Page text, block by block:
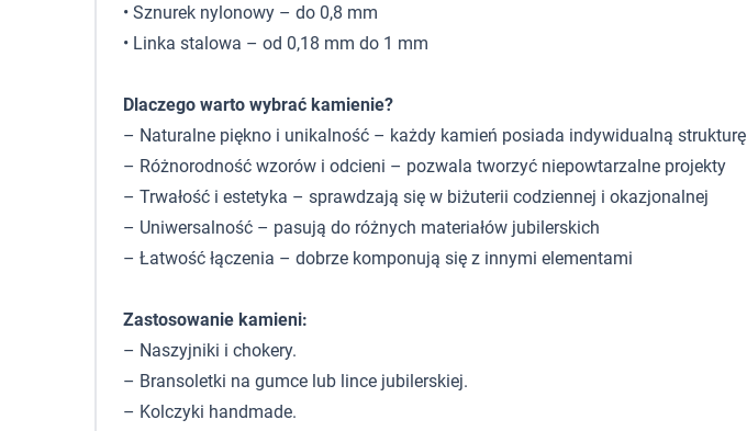
• Sznurek nylonowy – do 0,8 mm
• Linka stalowa – od 0,18 mm do 1 mm
Dlaczego warto wybrać kamienie?
– Naturalne piękno i unikalność – każdy kamień posiada indywidualną strukturę
– Różnorodność wzorów i odcieni – pozwala tworzyć niepowtarzalne projekty
– Trwałość i estetyka – sprawdzają się w biżuterii codziennej i okazjonalnej
– Uniwersalność – pasują do różnych materiałów jubilerskich
– Łatwość łączenia – dobrze komponują się z innymi elementami
Zastosowanie kamieni:
– Naszyjniki i chokery.
– Bransoletki na gumce lub lince jubilerskiej.
– Kolczyki handmade.